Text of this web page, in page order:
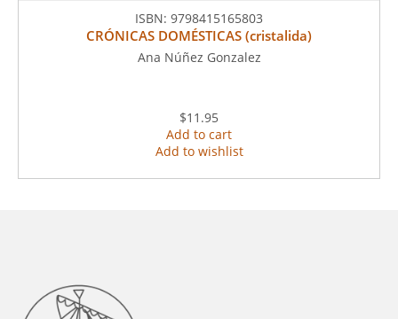
ISBN: 9798415165803
CRÓNICAS DOMÉSTICAS (cristalida)
Ana Núñez Gonzalez
$11.95
Add to cart
Add to wishlist